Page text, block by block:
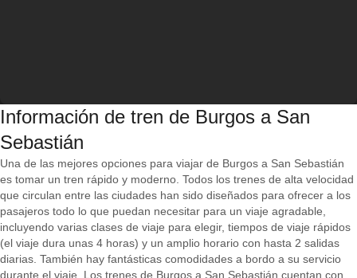
Información de tren de Burgos a San
Sebastián
Una de las mejores opciones para viajar de Burgos a San Sebastián
es tomar un tren rápido y moderno. Todos los trenes de alta velocidad
que circulan entre las ciudades han sido diseñados para ofrecer a los
pasajeros todo lo que puedan necesitar para un viaje agradable,
incluyendo varias clases de viaje para elegir, tiempos de viaje rápidos
(el viaje dura unas 4 horas) y un amplio horario con hasta 2 salidas
diarias. También hay fantásticas comodidades a bordo a su servicio
durante el viaje. Los trenes de Burgos a San Sebastián cuentan con